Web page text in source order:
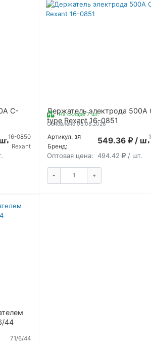
С-
16-0850
Rexant
Держатель электрода 500А
type Rexant 16-0851
Артикул:
Бренд:
На складе 7 шт.
Обновлено 08.08.2026
Розничная
цена:
549.36 /
Оптовая цена: 494.42 / шт.
- +
44
71/6/44